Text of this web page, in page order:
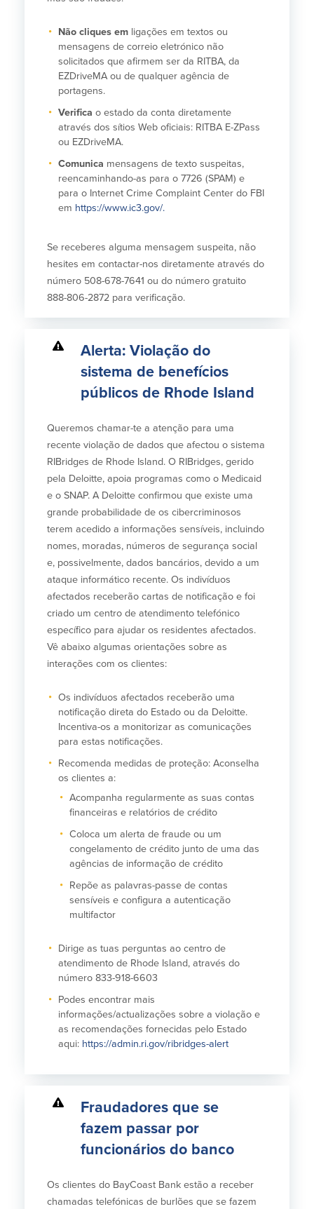
Não cliques em ligações em textos ou
mensagens de correio eletrónico não
solicitados que afirmem ser da RITBA, da
EZDriveMA ou de qualquer agência de
portagens.
Verificao estado da conta diretamente
através dos sítios Web oficiais: RITBA E-ZPass
ou EZDriveMA.
Comunica mensagens de texto suspeitas,
reencaminhando-as para o 7726 (SPAM) e
para o Internet Crime Complaint Center do FBI
em https://www.ic3.gov/.
Se receberes alguma mensagem suspeita, não
hesites em contactar-nos diretamente através do
número 508-678-7641 ou do número gratuito
888-806-2872 para verificação.
Alerta: Violação do
sistema de benefícios
públicos de Rhode Island
Queremos chamar-te a atenção para uma
recente violação de dados que afectou o sistema
RIBridges de Rhode Island. O RIBridges, gerido
pela Deloitte, apoia programas como o Medicaid
e o SNAP. A Deloitte confirmou que existe uma
grande probabilidade de os cibercriminosos
terem acedido a informações sensíveis, incluindo
nomes, moradas, números de segurança social
e, possivelmente, dados bancários, devido a um
ataque informático recente. Os indivíduos
afectados receberão cartas de notificação e foi
criado um centro de atendimento telefónico
específico para ajudar os residentes afectados.
Vê abaixo algumas orientações sobre as
interações com os clientes:
Os indivíduos afectados receberão uma
notificação direta do Estado ou da Deloitte.
Incentiva-os a monitorizar as comunicações
para estas notificações.
Recomenda medidas de proteção: Aconselha
os clientes a:
Acompanha regularmente as suas contas
financeiras e relatórios de crédito
Coloca um alerta de fraude ou um
congelamento de crédito junto de uma das
agências de informação de crédito
Repõe as palavras-passe de contas
sensíveis e configura a autenticação
multifactor
Dirige as tuas perguntas ao centro de
atendimento de Rhode Island, através do
número 833-918-6603
Podes encontrar mais
informações/actualizações sobre a violação e
as recomendações fornecidas pelo Estado
aqui: https://admin.ri.gov/ribridges-alert
Fraudadores que se
fazem passar por
funcionários do banco
Os clientes do BayCoast Bank estão a receber
chamadas telefónicas de burlões que se fazem